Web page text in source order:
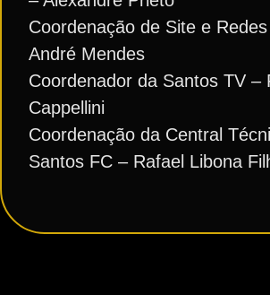
Coordenação de Site e
André Mendes
Coordenador da Santos TV –
Cappellini
Coordenação da Central
Santos FC – Rafael Libona